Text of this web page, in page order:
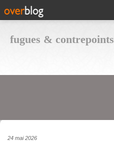
fugues & contrepoints
24 mai 2026